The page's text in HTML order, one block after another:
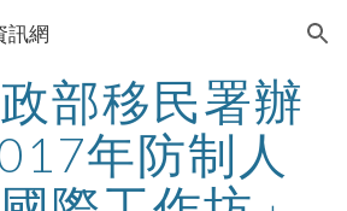
Skip to navigation
訊網
部移民署辦
年防制人